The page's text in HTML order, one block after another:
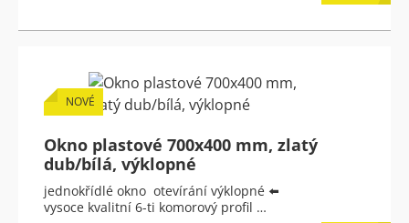
NOVÉ
Okno plastové 700x400 mm, zlatý
dub/bílá, výklopné
jednokřídlé okno otevírání výklopné ⬅️
vysoce kvalitní 6-ti komorový profil …